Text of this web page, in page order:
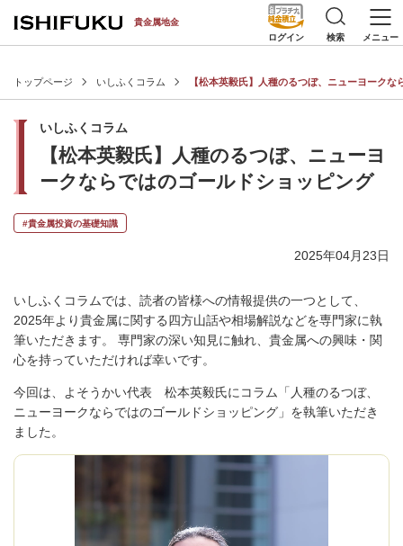
[an error occurred while processing this directive]
貴金属地金
ログイン
検索 メニュー
トップページ いしふくコラム 【松本英毅氏】人種のるつぼ、ニューヨーク
いしふくコラム
【松本英毅氏】人種のるつぼ、ニューヨ
ークならではのゴールドショッピング
#貴金属投資の基礎知識
2025年04月23日
いしふくコラムでは、読者の皆様への情報提供の一つとして、
2025年より貴金属に関する四方山話や相場解説などを専門家に執
筆いただきます。 専門家の深い知見に触れ、貴金属への興味・関
心を持っていただければ幸いです。
今回は、よそうかい代表 松本英毅氏にコラム「人種のるつぼ、
ニューヨークならではのゴールドショッピング」を執筆いただき
ました。